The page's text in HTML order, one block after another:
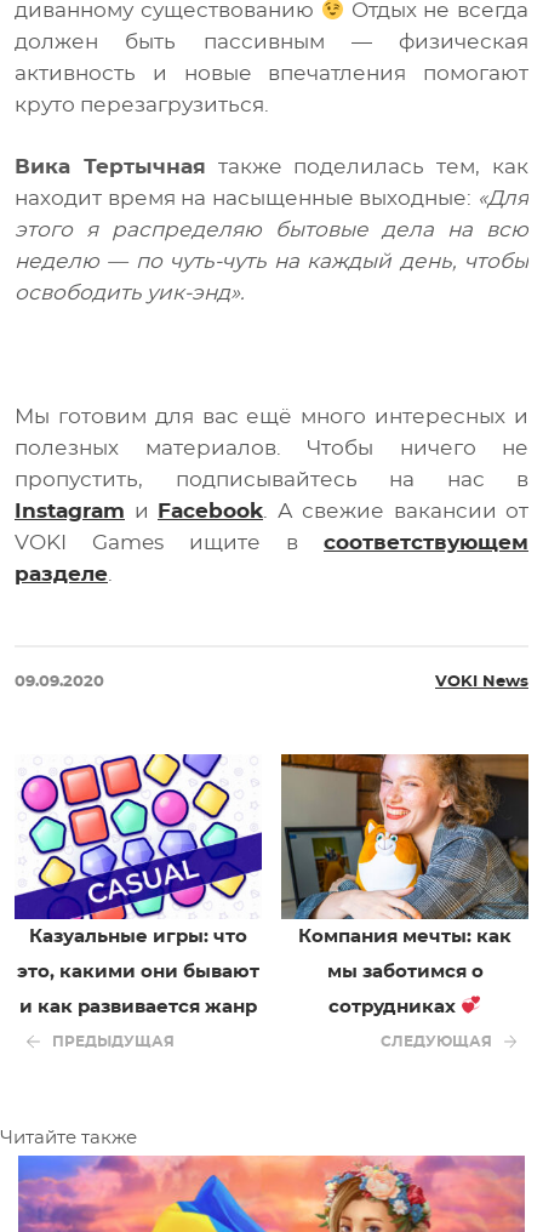
диванному существованию
Отдых не всегда
должен быть пассивным — физическая
активность и новые впечатления помогают
круто перезагрузиться.
Вика Тертычная также поделилась тем, как
находит время на насыщенные выходные: «Для
этого я распределяю бытовые дела на всю
неделю — по чуть-чуть на каждый день, чтобы
освободить уик-энд».
Мы готовим для вас ещё много интересных и
полезных материалов. Чтобы ничего не
пропустить, подписывайтесь на нас в
Instagram и Facebook . А свежие вакансии от
VOKI Games ищите в соответствующем
разделе
09.09.2020 VOKI News
Казуальные игры: что
это, какими они бывают
и как развивается жанр
ПРЕДЫДУЩАЯ
Компания мечты: как
мы заботимся о
сотрудниках
СЛЕДУЮЩАЯ
Читайте также